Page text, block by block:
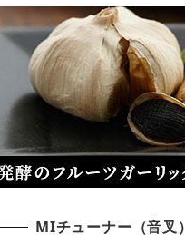
MIチューナー（音叉）